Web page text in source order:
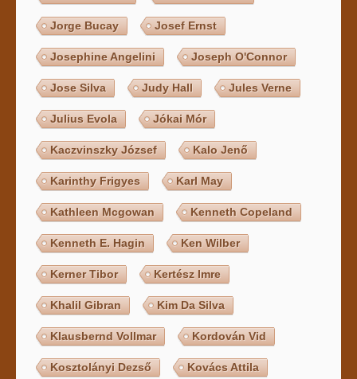
Jorge Bucay Josef Ernst
Josephine Angelini Joseph O'Connor
Jose Silva Judy Hall Jules Verne
Julius Evola Jókai Mór
Kaczvinszky József Kalo Jenő
Karinthy Frigyes Karl May
Kathleen Mcgowan Kenneth Copeland
Kenneth E. Hagin Ken Wilber
Kerner Tibor Kertész Imre
Khalil Gibran Kim Da Silva
Klausbernd Vollmar Kordován Vid
Kosztolányi Dezső Kovács Attila